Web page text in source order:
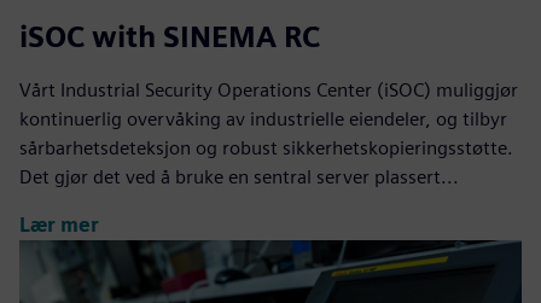
iSOC with SINEMA RC
Vårt Industrial Security Operations Center (iSOC) muliggjør
kontinuerlig overvåking av industrielle eiendeler, og tilbyr
sårbarhetsdeteksjon og robust sikkerhetskopieringsstøtte.
Det gjør det ved å bruke en sentral server plassert...
Lær mer